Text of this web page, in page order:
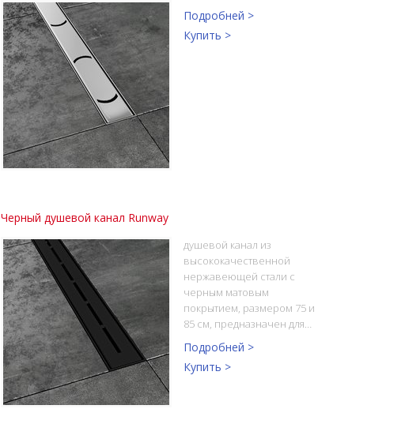
Подробней >
Купить >
Черный душевой канал Runway
душевой канал из
высококачественной
нержавеющей стали с
черным матовым
покрытием, размером 75 и
85 см, предназначен для…
Подробней >
Купить >